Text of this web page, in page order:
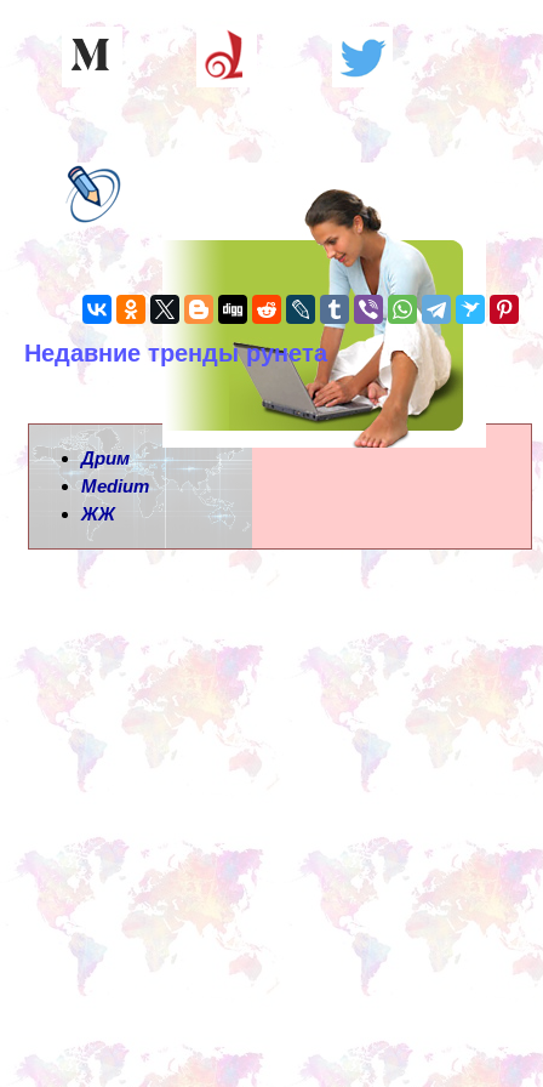
Недавние тренды рунета
Дрим
Medium
ЖЖ